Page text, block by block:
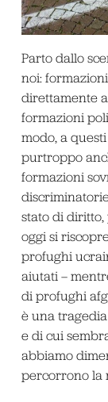
Parto dallo
noi:
direttamente
formazioni
modo, a
purtroppo
formazioni
stato di diritto,
oggi si
profughi
aiutati –
di profughi
è una
e di cui
abbiamo
percorrono la